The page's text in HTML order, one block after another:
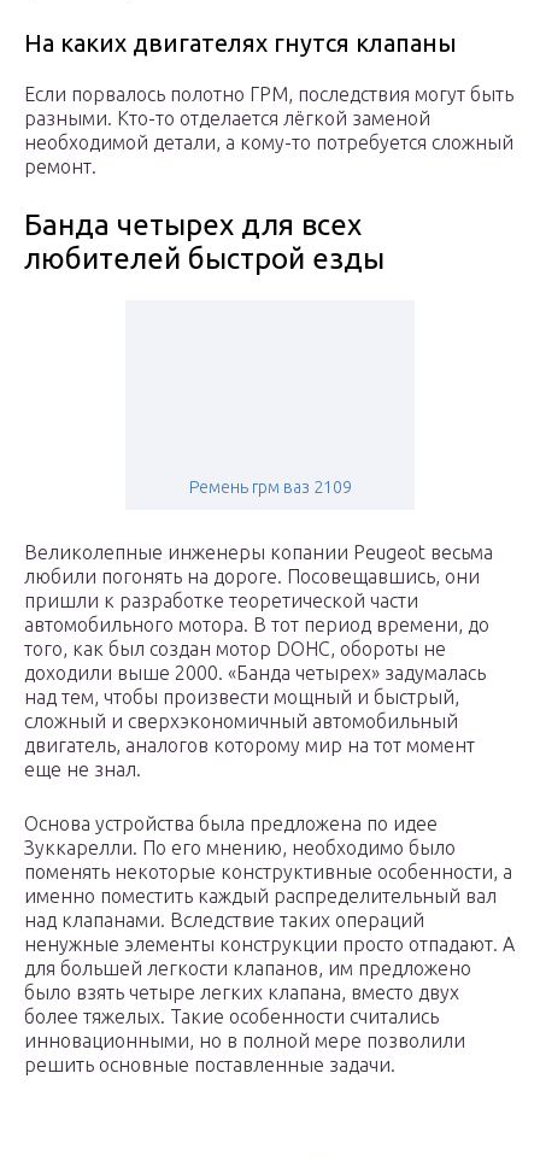
На каких двигателях гнутся клапаны
Если порвалось полотно ГРМ, последствия могут быть
разными. Кто-то отделается лёгкой заменой
необходимой детали, а кому-то потребуется сложный
ремонт.
Банда четырех для всех
любителей быстрой езды
Ремень грм ваз 2109
Великолепные инженеры копании Peugeot весьма
любили погонять на дороге. Посовещавшись, они
пришли к разработке теоретической части
автомобильного мотора. В тот период времени, до
того, как был создан мотор DOHC, обороты не
доходили выше 2000. «Банда четырех» задумалась
над тем, чтобы произвести мощный и быстрый,
сложный и сверхэкономичный автомобильный
двигатель, аналогов которому мир на тот момент
еще не знал.
Основа устройства была предложена по идее
Зуккарелли. По его мнению, необходимо было
поменять некоторые конструктивные особенности, а
именно поместить каждый распределительный вал
над клапанами. Вследствие таких операций
ненужные элементы конструкции просто отпадают. А
для большей легкости клапанов, им предложено
было взять четыре легких клапана, вместо двух
более тяжелых. Такие особенности считались
инновационными, но в полной мере позволили
решить основные поставленные задачи.